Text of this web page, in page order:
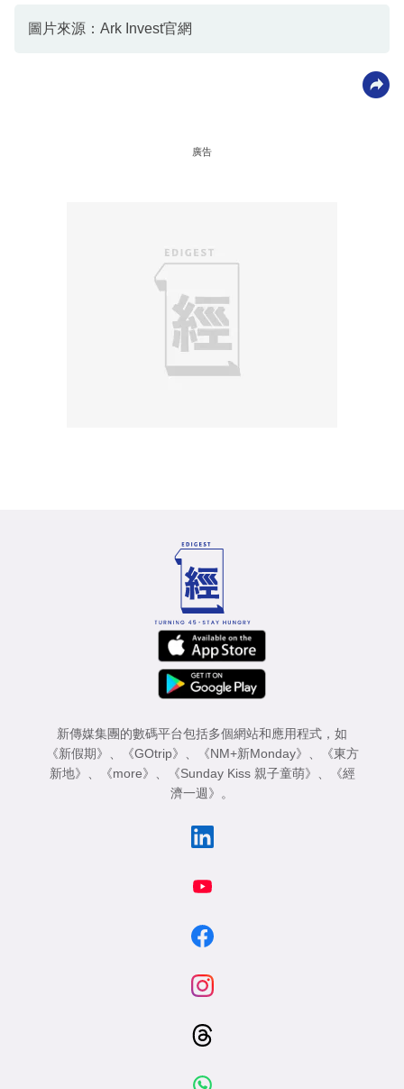
圖片來源：Ark Invest官網
廣告
新傳媒集團的數碼平台包括多個網站和應用程式，如
《新假期》
《GOtrip》 《NM+新Monday》
《東方
新地》
《more》 《Sunday Kiss 親子童萌》
《經
濟一週》
。